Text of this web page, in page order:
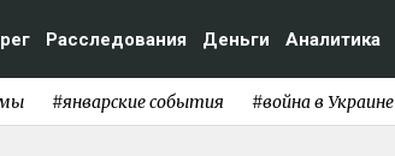
Расследования Деньги Аналитика
#январские события #война в Украине